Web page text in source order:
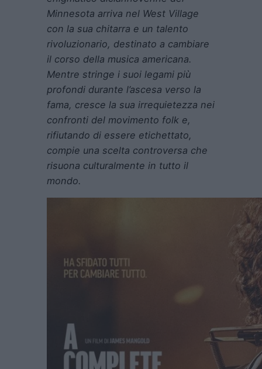
Minnesota arriva nel West Village
con la sua chitarra e un talento
rivoluzionario, destinato a cambiare
il corso della musica americana.
Mentre stringe i suoi legami più
profondi durante l’ascesa verso la
fama, cresce la sua irrequietezza nei
confronti del movimento folk e,
rifiutando di essere etichettato,
compie una scelta controversa che
risuona culturalmente in tutto il
mondo.